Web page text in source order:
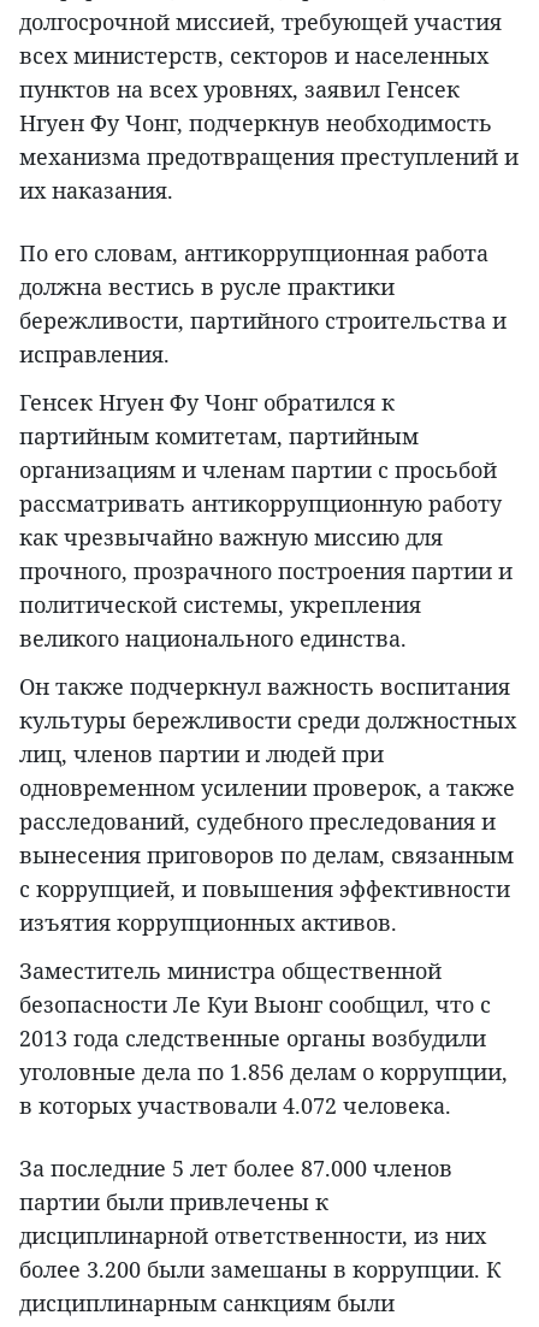
долгосрочной миссией, требующей участия
всех министерств, секторов и населенных
пунктов на всех уровнях, заявил Генсек
Нгуен Фу Чонг, подчеркнув необходимость
механизма предотвращения преступлений и
их наказания.
По его словам, антикоррупционная работа
должна вестись в русле практики
бережливости, партийного строительства и
исправления.
Генсек Нгуен Фу Чонг обратился к
партийным комитетам, партийным
организациям и членам партии с просьбой
рассматривать антикоррупционную работу
как чрезвычайно важную миссию для
прочного, прозрачного построения партии и
политической системы, укрепления
великого национального единства.
Он также подчеркнул важность воспитания
культуры бережливости среди должностных
лиц, членов партии и людей при
одновременном усилении проверок, а также
расследований, судебного преследования и
вынесения приговоров по делам, связанным
с коррупцией, и повышения эффективности
изъятия коррупционных активов.
Заместитель министра общественной
безопасности Ле Куи Выонг сообщил, что с
2013 года следственные органы возбудили
уголовные дела по 1.856 делам о коррупции,
в которых участвовали 4.072 человека.
За последние 5 лет более 87.000 членов
партии были привлечены к
дисциплинарной ответственности, из них
более 3.200 были замешаны в коррупции. К
дисциплинарным санкциям были